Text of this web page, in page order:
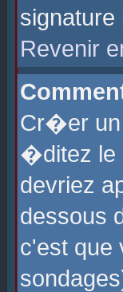
signature
Revenir
Cr�er un
�ditez le
devriez
dessous
c'est que